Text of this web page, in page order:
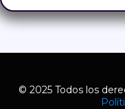
© 2025 Todos los